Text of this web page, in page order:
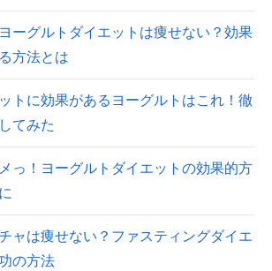
ーグルトダイエットは痩せない？効果
方法とは
トに効果があるヨーグルトはこれ！徹
てみた
っ！ヨーグルトダイエットの効果的方
ャは痩せない？ファスティングダイエ
の方法